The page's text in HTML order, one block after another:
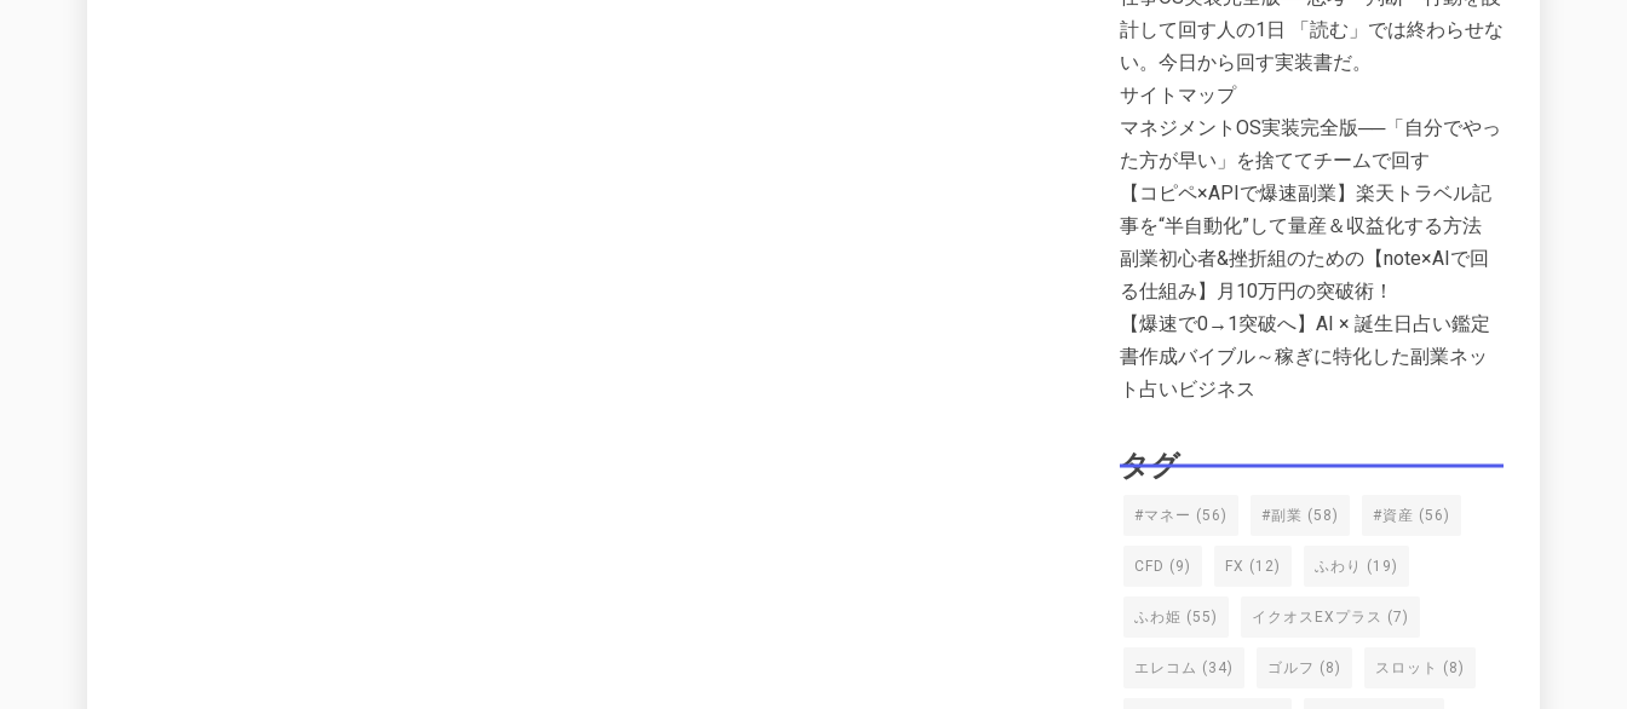
計して回す人の1日 「読む」では終わらせな
い。今日から回す実装書だ。
サイトマップ
マネジメントOS実装完全版──「自分でやっ
た方が早い」を捨ててチームで回す
【コピペ×APIで爆速副業】楽天トラベル記
事を“半自動化”して量産＆収益化する方法
副業初心者&挫折組のための【note×AIで回
る仕組み】月10万円の突破術！
【爆速で0→1突破へ】AI × 誕生日占い鑑定
書作成バイブル～稼ぎに特化した副業ネッ
ト占いビジネス
タグ
#マネー (56) #副業 (58) #資産 (56)
CFD (9) FX (12) ふわり (19)
ふわ姫 (55) イクオスEXプラス (7)
エレコム (34) ゴルフ (8) スロット (8)